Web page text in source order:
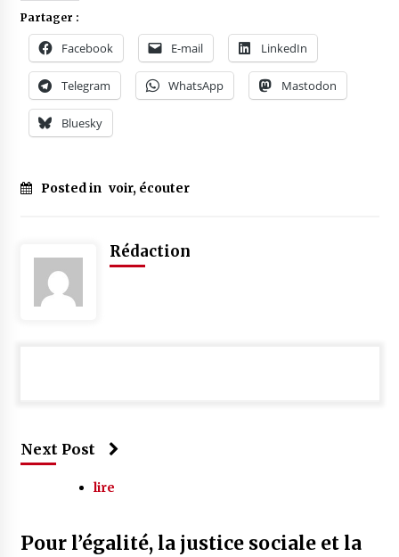
Partager :
Facebook E-mail LinkedIn
Telegram WhatsApp Mastodon
Bluesky
Posted in voir, écouter
Rédaction
Next Post
lire
Pour l’égalité, la justice sociale et la